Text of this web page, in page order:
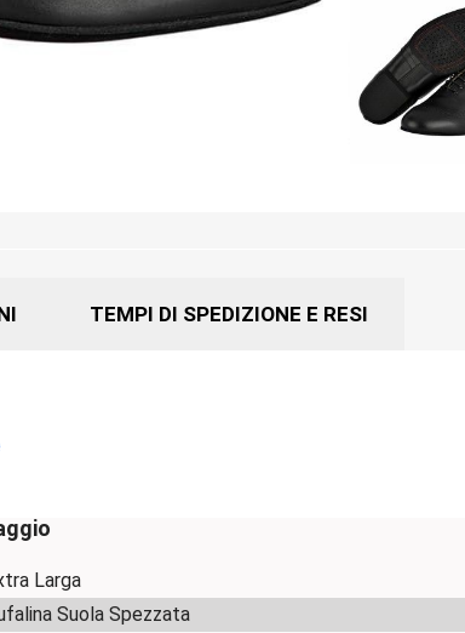
TEMPI DI SPEDIZIONE E RESI
Larga
Suola Spezzata